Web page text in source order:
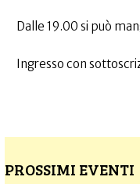
Dalle 19.00 si può
Ingresso con
PROSSIMI EVENTI